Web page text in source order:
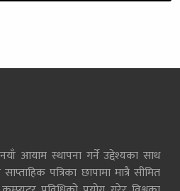
आयाम स्थापना गर्ने उद्देश्यका साथ
पत्रिका छापामा मात्रै सीमित